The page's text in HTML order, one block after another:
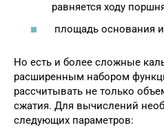
равняется ходу
площадь основания
Но есть и более сложные
расширенным набором
рассчитывать не только
сжатия. Для вычислений
следующих параметров: